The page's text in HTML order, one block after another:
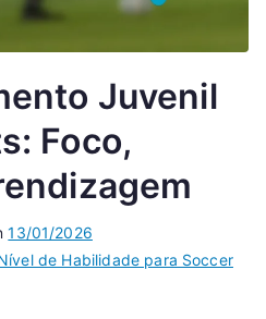
Juvenil
Foco,
13/01/2026
de Habilidade para Soccer